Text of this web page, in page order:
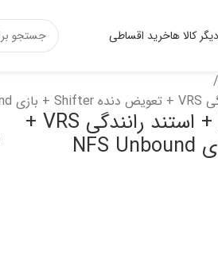
دیگر کالا هاخرید اقساطی
فرمان بازی Logitech G۲۹ + استند رانندگی VRS +
تعویض دنده Shifter + بازی NFS Unbound